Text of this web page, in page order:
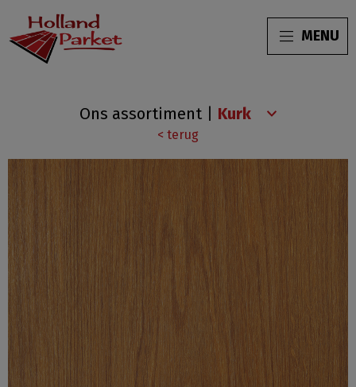
MENU
Classic
Nature
Oak
Ons assortiment
< terug